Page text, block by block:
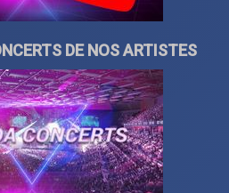
DE NOS ARTISTES